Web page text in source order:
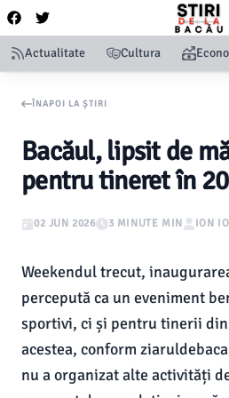
Actualitate Cultura
ÎNAPOI LA ȘTIRI
Bacăul, lipsit de
pentru tineret în
02 JUN 2026 3 MINUTE MIN ION
Weekendul trecut,
percepută ca un eveniment
sportivi, ci și pentru tinerii din
acestea, conform
nu a organizat alte activități